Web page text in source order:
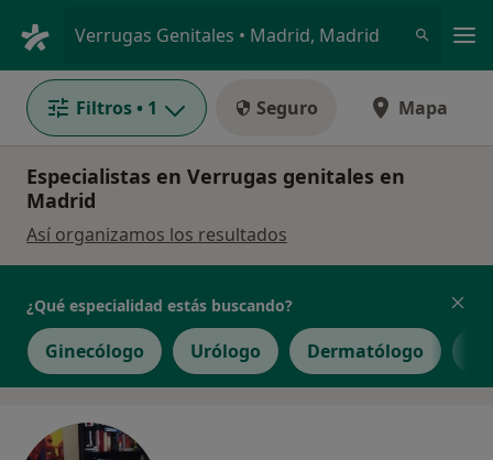
Verrugas Genitales • Madrid, Madrid
Filtros • 1 Seguro Mapa
Especialistas en Verrugas genitales en
Madrid
Así organizamos los resultados
¿Qué especialidad estás buscando?
Ginecólogo Urólogo Dermatólogo